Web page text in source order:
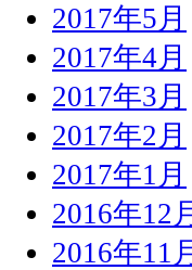
2017年5月
2017年4月
2017年3月
2017年2月
2017年1月
2016年12月
2016年11月